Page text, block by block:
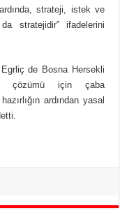
strateji, istek ve
stratejidir” ifadelerini
de Bosna Hersekli
çözümü için çaba
ardından yasal